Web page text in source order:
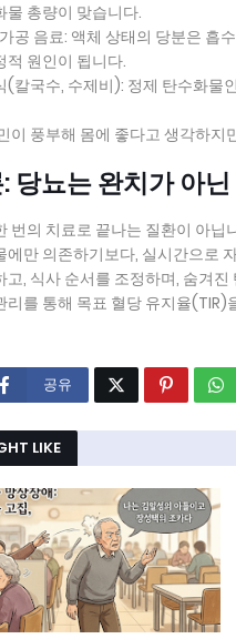
물 총량이 맞습니다.
공 음료: 액체 상태의 당분은 흡
적 원인이 됩니다.
(칼국수, 수제비): 정제 탄수화물
이 풍부해 몸에 좋다고 생각하지
당뇨는 완치가 아
번의 치료로 끝나는 질환이 아
에만 의존하기보다, 실시간으로
고, 식사 순서를 조정하며, 숨겨
리를 통해 목표 혈당 유지율
공유
LIKE